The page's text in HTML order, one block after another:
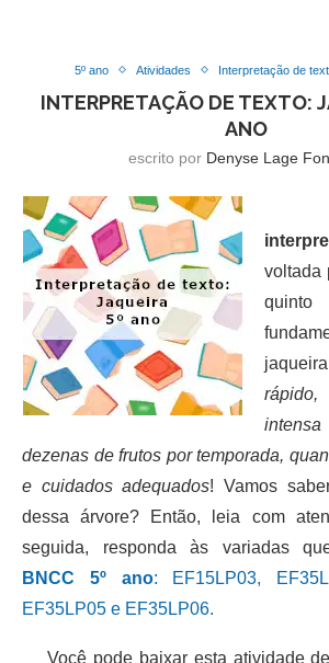
5º ano Atividades Interpretação de
INTERPRETAÇÃO DE TEXTO:
ANO
escrito por Denyse Lage
voltada
quinto
dezenas de frutos por temporada,
e cuidados adequados! Vamos
dessa árvore? Então, leia com
seguida, responda às variadas
BNCC 5º ano: EF15LP03,
EF35LP05 e EF35LP06.
Você pode baixar esta atividade